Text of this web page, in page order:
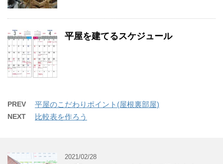
平屋を建てるスケジュール
PREV 平屋のこだわりポイント(屋根裏部屋)
NEXT 比較表を作ろう
2021/02/28